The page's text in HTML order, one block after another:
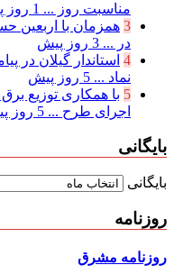
مناسبت روز ... 1 روز پیش
3 همزمان با اربعین
در ... 3 روز پیش
4 استاندار گیلان در
نماد ... 5 روز پیش
5 با همکاری توزیع
اجرای طرح ... 5 روز پیش
بایگانی
بایگانی
روزنامه
روزنامه مشرق